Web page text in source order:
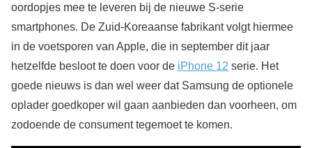
oordopjes mee te leveren bij de nieuwe S-serie
smartphones. De Zuid-Koreaanse fabrikant volgt hiermee
in de voetsporen van Apple, die in september dit jaar
hetzelfde besloot te doen voor de iPhone 12 serie. Het
goede nieuws is dan wel weer dat Samsung de optionele
oplader goedkoper wil gaan aanbieden dan voorheen, om
zodoende de consument tegemoet te komen.